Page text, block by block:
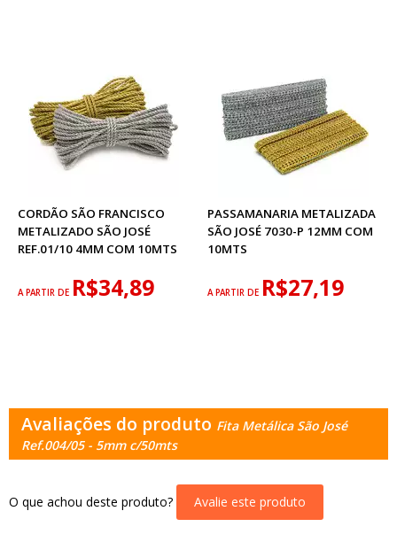
CORDÃO SÃO FRANCISCO
METALIZADO SÃO JOSÉ
REF.01/10 4MM COM 10MTS
A PARTIR DE R$34,89
PASSAMANARIA METALIZADA
SÃO JOSÉ 7030-P 12MM COM
10MTS
A PARTIR DE R$27,19
Avaliações do produto Fita Metálica São José
Ref.004/05 - 5mm c/50mts
O que achou deste produto? Avalie este produto